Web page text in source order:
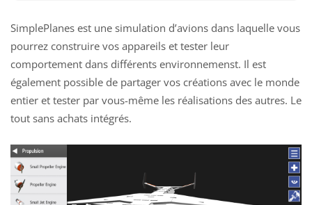
SimplePlanes est une simulation d’avions dans laquelle vous
pourrez construire vos appareils et tester leur
comportement dans différents environnemenst. Il est
également possible de partager vos créations avec le monde
entier et tester par vous-même les réalisations des autres. Le
tout sans achats intégrés.